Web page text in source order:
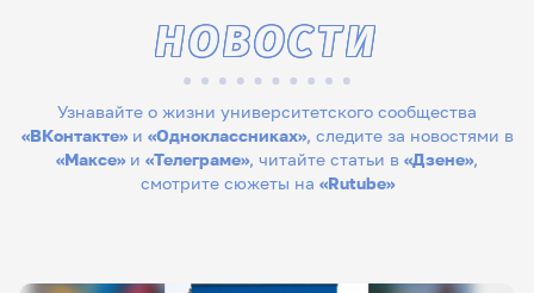
Узнавайте о жизни университетского сообщества
«ВКонтакте»и «Одноклассниках», следите за новостями в
«Максе» и «Телеграме», читайте статьи в «Дзене»,
смотрите сюжеты на «Rutube»
НОВОСТИ